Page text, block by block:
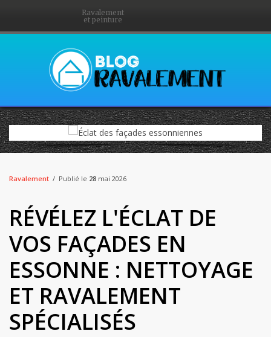
Ravalement
et peinture
Ravalement Publié le 28 mai 2026
RÉVÉLEZ L'ÉCLAT DE
VOS FAÇADES EN
ESSONNE : NETTOYAGE
ET RAVALEMENT
SPÉCIALISÉS